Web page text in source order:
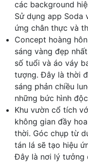
các background
Sử dụng app Soda
ứng chân thực và
Concept hoàng
sáng vàng đẹp
số tuổi và áo váy
tượng. Đây là thời
sáng phản chiều
những bức hình
Khu vườn cổ tích
không gian đầy
thời. Góc chụp từ
tán lá sẽ tạo hiệu
Đây là nơi lý tưởng